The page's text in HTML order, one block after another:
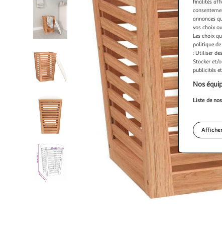
annonces
vos choix
Les choix
politique de
: Utiliser
Stocker et/
publicités et
Nos
Liste de